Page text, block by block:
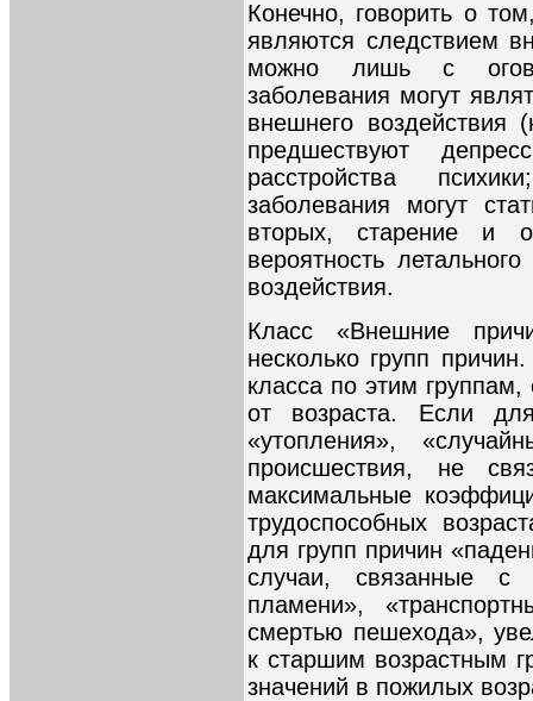
Конечно, говорить о
являются следствием
можно лишь с
заболевания могут
внешнего воздействия
предшествуют
расстройства
заболевания могут
вторых, старение и
вероятность
воздействия.
Класс «Внешние
несколько групп
класса по этим группам,
от возраста. Если
«утопления»,
происшествия, не
максимальные
трудоспособных
для групп причин
случаи, связанные
пламени»,
смертью пешехода»,
к старшим возрастным
значений в пожилых